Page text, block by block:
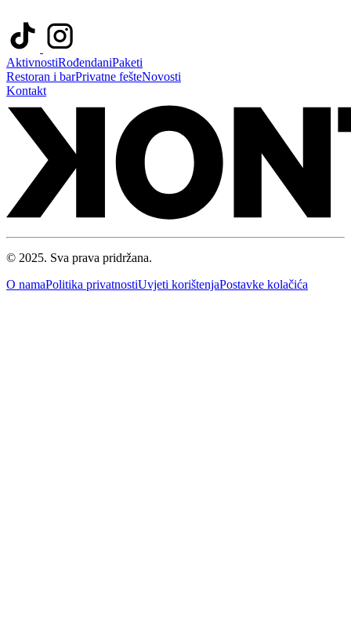
AktivnostiRođendaniPaketi
Restoran i barPrivatne fešteNovosti
Kontakt
© 2025. Sva prava pridržana.
O namaPolitika privatnostiUvjeti korištenjaPostavke kolačića